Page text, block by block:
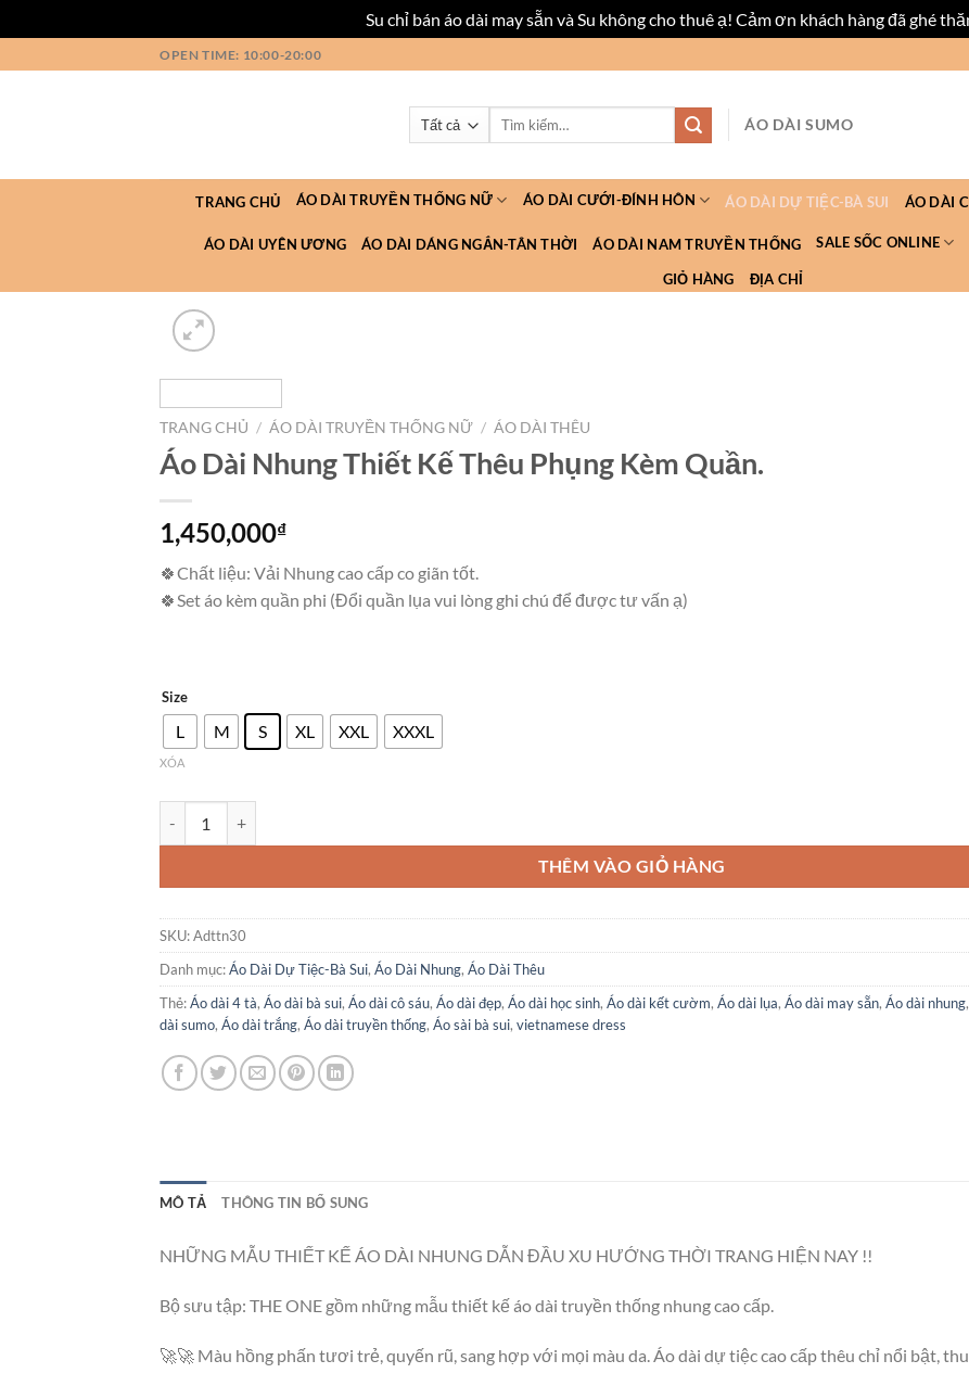
Su chỉ bán áo dài may sẵn và Su không cho thuê ạ! Cảm ơn khách hàng đã ghé
qua
OPEN TIME: 10:00-20:00
Tìm
ÁO DÀI SUMO
TRANG CHỦ ÁO DÀI TRUYỀN THỐNG NỮ ÁO DÀI CƯỚI-ĐÍNH HÔN ÁO DÀI DỰ TIỆC-BÀ SUI ÁO DÀI
ÁO DÀI UYÊN ƯƠNG ÁO DÀI DÁNG NGẮN-TÂN THỜI ÁO DÀI NAM TRUYỀN THỐNG SALE SỐC ONLINE
GIỎ HÀNG ĐỊA CHỈ
TRANG CHỦ / ÁO DÀI TRUYỀN THỐNG NỮ / ÁO DÀI THÊU
Áo Dài Nhung Thiết Kế Thêu Phụng Kèm Quần.
1,450,000₫
🍀Chất liệu: Vải Nhung cao cấp co giãn tốt.
🍀Set áo kèm quần phi (Đổi quần lụa vui lòng ghi chú để được tư vấn ạ)
Size
L M S XL XXL XXXL
XÓA
THÊM VÀO GIỎ HÀNG
SKU:Adttn30
Danh mục:Áo Dài Dự Tiệc-Bà Sui, Áo Dài Nhung, Áo Dài Thêu
Thẻ:Áo dài 4 tà, Áo dài bà sui, Áo dài cô sáu, Áo dài đẹp, Áo dài học sinh, Áo dài kết cườm, Áo dài lụa, Áo dài may sẵn, Áo dài nhung,
dài sumo, Áo dài trắng, Áo dài truyền thống, Áo sài bà sui, vietnamese dress
MÔ TẢ THÔNG TIN BỔ SUNG
NHỮNG MẪU THIẾT KẾ ÁO DÀI NHUNG DẪN ĐẦU XU HƯỚNG THỜI TRANG HIỆN NAY !!
Bộ sưu tập: THE ONE gồm những mẫu thiết kế áo dài truyền thống nhung cao cấp.
🚀🚀 Màu hồng phấn tươi trẻ, quyến rũ, sang hợp với mọi màu da. Áo dài dự tiệc cao cấp thêu chỉ nổi bật,